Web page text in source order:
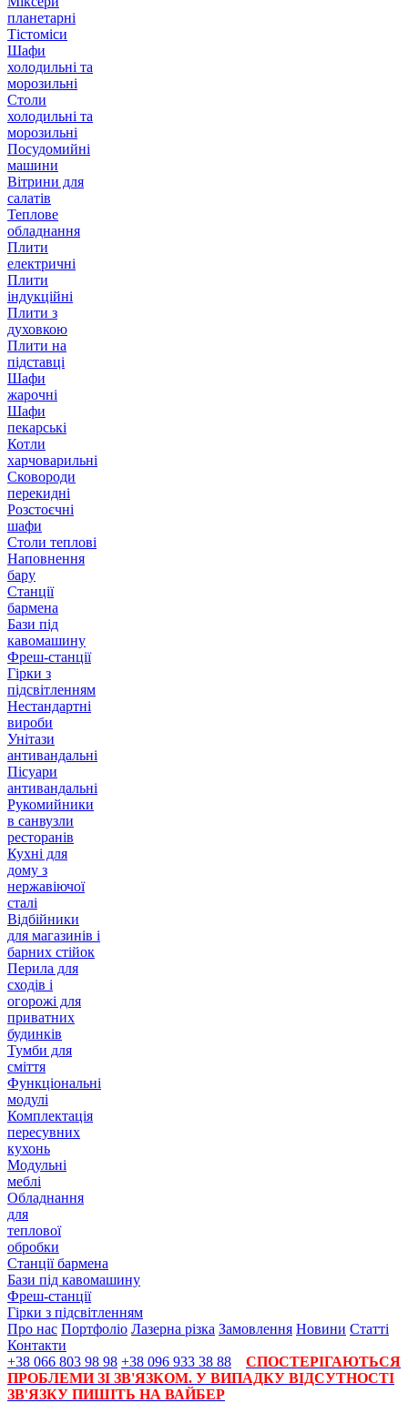
планетарні
Тістоміси
Шафи
холодильні та
морозильні
Столи
холодильні та
морозильні
Посудомийні
машини
Вітрини для
салатів
Теплове
обладнання
Плити
електричні
Плити
індукційні
Плити з
духовкою
Плити на
підставці
Шафи
жарочні
Шафи
пекарські
Котли
харчоварильні
Сковороди
перекидні
Розстоєчні
шафи
Столи теплові
Наповнення
бару
Станції
бармена
Бази під
кавомашину
Фреш-станції
Гірки з
підсвітленням
Нестандартні
вироби
Унітази
антивандальні
Пісуари
антивандальні
Рукомийники
в санвузли
ресторанів
Кухні для
дому з
нержавіючої
сталі
Відбійники
для магазинів і
барних стійок
Перила для
сходів і
огорожі для
приватних
будинків
Тумби для
сміття
Функціональні
модулі
Комплектація
пересувних
кухонь
Модульні
меблі
Обладнання
для
теплової
обробки
Станції бармена
Бази під кавомашину
Фреш-станції
Гірки з підсвітленням
Про нас Портфоліо Лазерна різка Замовлення Новини Статті
Контакти
+38 066 803 98 98 +38 096 933 38 88
СПОСТЕРІГАЮТЬСЯ
ПРОБЛЕМИ ЗІ ЗВ'ЯЗКОМ. У ВИПАДКУ ВІДСУТНОСТІ
ЗВ'ЯЗКУ ПИШІТЬ НА ВАЙБЕР